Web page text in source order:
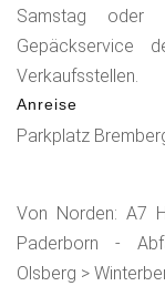
Samstag oder
Gepäckservice
Verkaufsstellen.
Anreise
Parkplatz
Von Norden: A7
Paderborn -
Olsberg >